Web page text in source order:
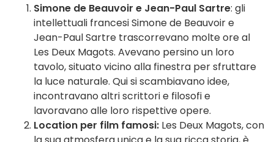
Simone de Beauvoir e Jean-Paul Sartre: gli
intellettuali francesi Simone de Beauvoir e
Jean-Paul Sartre trascorrevano molte ore al
Les Deux Magots. Avevano persino un loro
tavolo, situato vicino alla finestra per sfruttare
la luce naturale. Qui si scambiavano idee,
incontravano altri scrittori e filosofi e
lavoravano alle loro rispettive opere.
Location per film famosi: Les Deux Magots, con